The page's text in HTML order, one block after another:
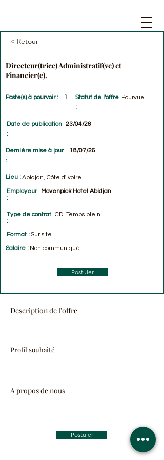
< Retour
Directeur(trice) Administratif(ve) et
Financier(e).
Poste(s) à pourvoir : 1
Statut de l'offre
:
Pourvue
Date de publication
:
23/04/26
Dernière mise à jour
:
18/07/26
Lieu :Abidjan, Côte d'Ivoire
Employeur
:
Movenpick Hotel Abidjan
Type de contrat
:
CDI Temps plein
Format :Sur site
Salaire : Non communiqué
Postuler
Description de l'offre
Profil souhaité
A propos de nous
Postuler